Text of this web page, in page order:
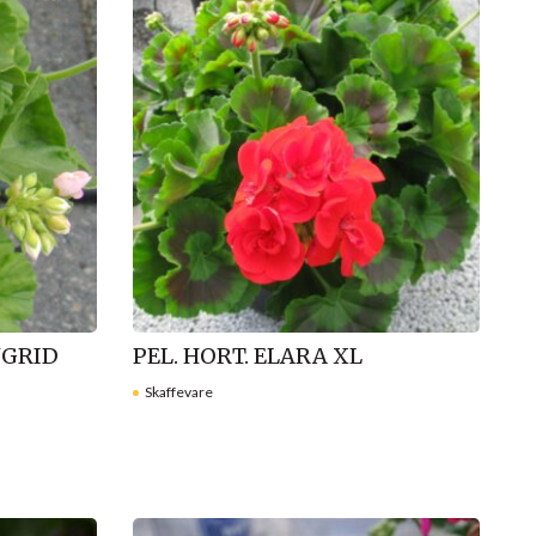
PEL. HORT. ELARA XL
Skaffevare